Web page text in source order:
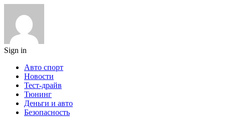
Sign in
Авто спорт
Новости
Тест-драйв
Тюнинг
Деньги и авто
Безопасность